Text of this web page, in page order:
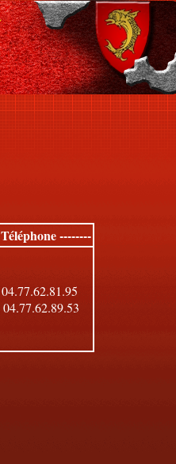
--------
04.77.62.89.53